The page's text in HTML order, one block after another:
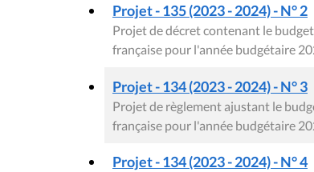
Projet - 135 (2023 - 2024) - N° 2
Projet de décret contenant le
française pour l'année budgétaire
Projet - 134 (2023 - 2024) - N° 3
Projet de règlement ajustant le
française pour l'année budgétaire
Projet - 134 (2023 - 2024) - N° 4